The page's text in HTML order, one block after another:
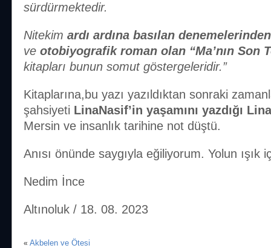
sürdürmektedir.
Nitekim ardı ardına basılan
ve otobiyografik roman olan “Ma’nın Son
kitapları bunun somut göstergeleridir.”
Kitaplarına,bu yazı yazıldıktan sonraki
şahsiyeti LinaNasif’in yaşamını yazdığı
Mersin ve insanlık tarihine not düştü.
Anısı önünde saygıyla eğiliyorum. Yolun ışık
Nedim İnce
Altınoluk / 18. 08. 2023
« Akbelen ve Ötesi